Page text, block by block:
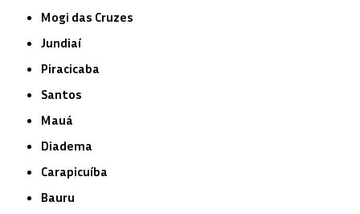
Mogi das Cruzes
Jundiaí
Piracicaba
Santos
Mauá
Diadema
Carapicuíba
Bauru